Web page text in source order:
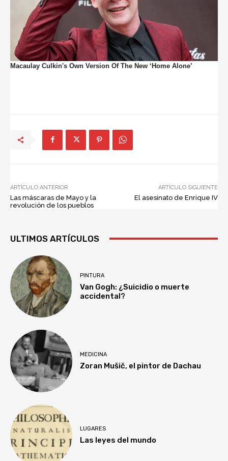
ARTÍCULO ANTERIOR
Las máscaras de Mayo y la
revolución de los pueblos
ARTÍCULO SIGUIENTE
El asesinato de Enrique IV
ULTIMOS ARTÍCULOS
PINTURA
Van Gogh: ¿Suicidio o muerte
accidental?
MEDICINA
Zoran Mušič, el pintor de Dachau
LUGARES
Las leyes del mundo